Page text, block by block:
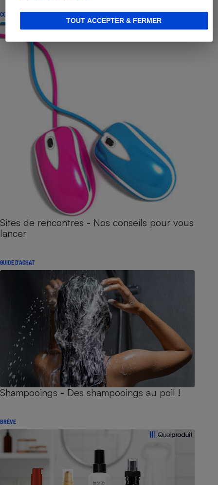
TOUT ACCEPTER & FERMER
CONSEILS
Sites de rencontres - Nos conseils pour vous
lancer
GUIDE D'ACHAT
Shampooings - Des shampooings au poil !
BRÈVE